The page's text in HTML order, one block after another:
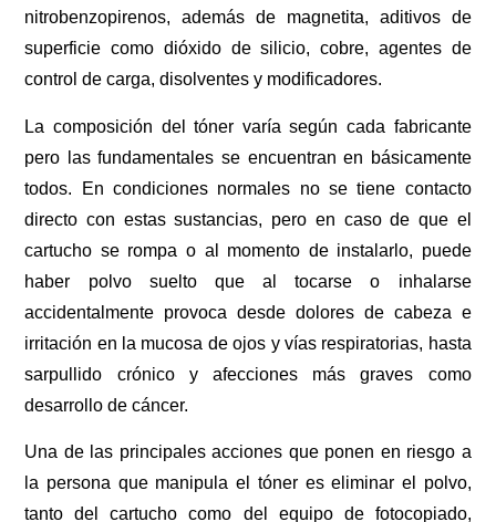
nitrobenzopirenos, además de magnetita, aditivos de
superficie como dióxido de silicio, cobre, agentes de
control de carga, disolventes y modificadores.
La composición del tóner varía según cada fabricante
pero las fundamentales se encuentran en básicamente
todos. En condiciones normales no se tiene contacto
directo con estas sustancias, pero en caso de que el
cartucho se rompa o al momento de instalarlo, puede
haber polvo suelto que al tocarse o inhalarse
accidentalmente provoca desde dolores de cabeza e
irritación en la mucosa de ojos y vías respiratorias, hasta
sarpullido crónico y afecciones más graves como
desarrollo de cáncer.
Una de las principales acciones que ponen en riesgo a
la persona que manipula el tóner es eliminar el polvo,
tanto del cartucho como del equipo de fotocopiado,